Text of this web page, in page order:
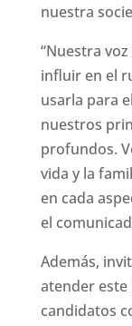
nuestra
“Nuestra
influir en el
usarla para
nuestros
profundos.
vida y la
en cada
el
Además,
atender
candidatos